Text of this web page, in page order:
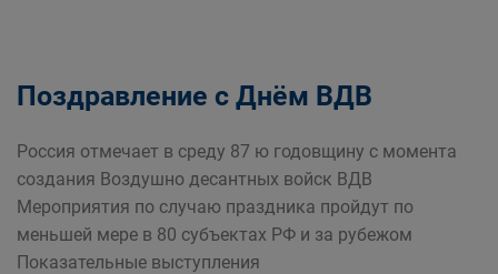
Поздравление с Днём ВДВ
Россия отмечает в среду 87 ю годовщину с момента
создания Воздушно десантных войск ВДВ
Мероприятия по случаю праздника пройдут по
меньшей мере в 80 субъектах РФ и за рубежом
Показательные выступления